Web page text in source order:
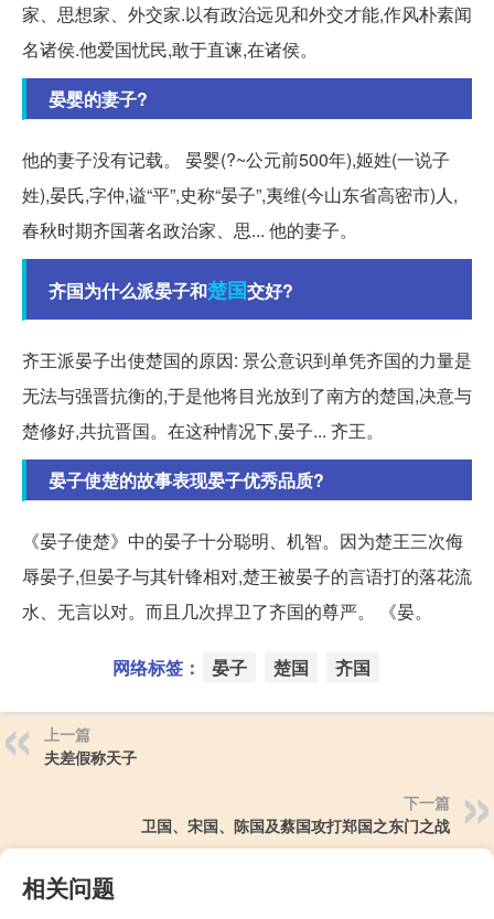
家、思想家、外交家.以有政治远见和外交才能,作风朴素闻
名诸侯.他爱国忧民,敢于直谏,在诸侯。
晏婴的妻子?
他的妻子没有记载。 晏婴(?~公元前500年),姬姓(一说子
姓),晏氏,字仲,谥“平”,史称“晏子”,夷维(今山东省高密市)人,
春秋时期齐国著名政治家、思... 他的妻子。
齐国为什么派晏子和楚国交好?
齐王派晏子出使楚国的原因: 景公意识到单凭齐国的力量是
无法与强晋抗衡的,于是他将目光放到了南方的楚国,决意与
楚修好,共抗晋国。在这种情况下,晏子... 齐王。
晏子使楚的故事表现晏子优秀品质?
《晏子使楚》中的晏子十分聪明、机智。因为楚王三次侮
辱晏子,但晏子与其针锋相对,楚王被晏子的言语打的落花流
水、无言以对。而且几次捍卫了齐国的尊严。 《晏。
网络标签： 晏子 楚国 齐国
上一篇
夫差假称天子
下一篇
卫国、宋国、陈国及蔡国攻打郑国之东门之战
相关问题